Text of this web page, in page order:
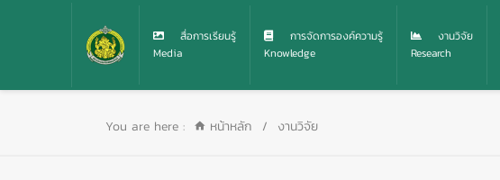
สื่อการเรียนรู้
Media
การจัดการองค์ความรู้
Knowledge
งานวิจัย
Research
You are here : หน้าหลัก / งานวิจัย